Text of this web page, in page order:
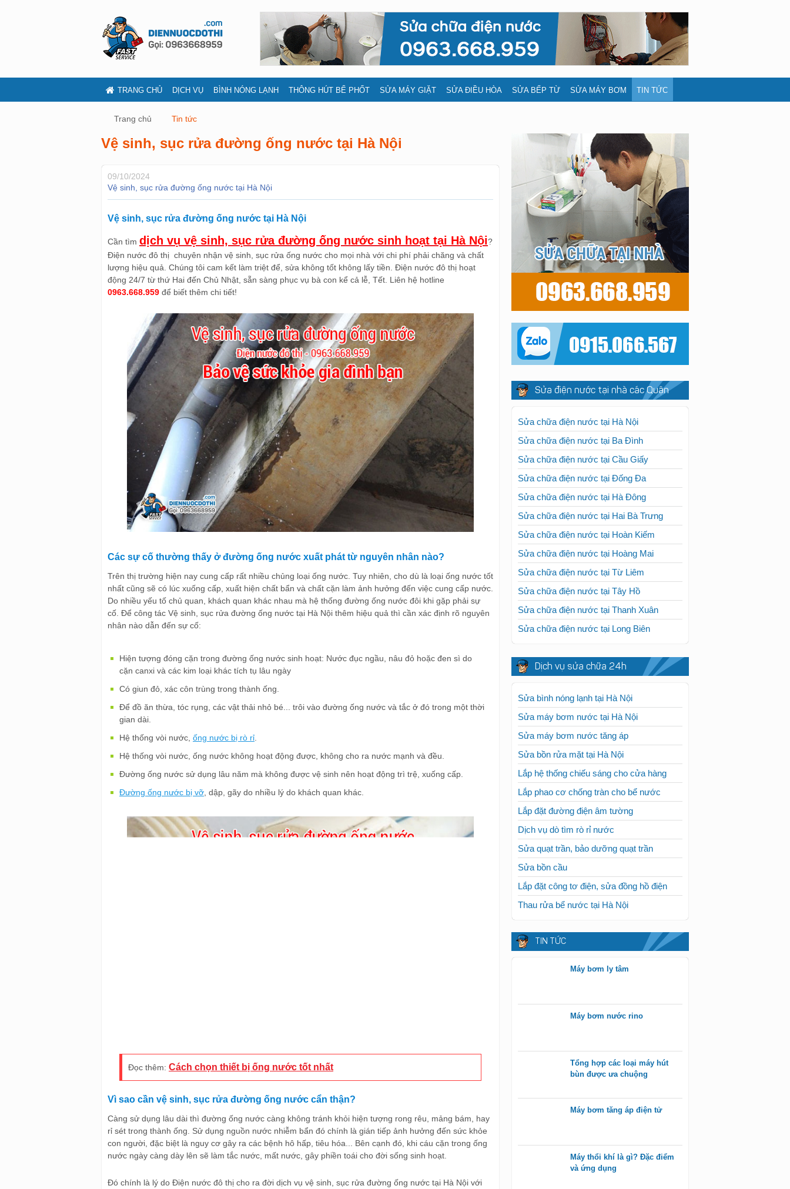
TRANG CHỦ DỊCH VỤ BÌNH NÓNG LẠNH THÔNG HÚT BỂ PHỐT SỬA MÁY GIẶT SỬA ĐIỀU HÒA SỬA BẾP TỪ SỬA MÁY BƠM TIN TỨC
Trang chủ Tin tức
Vệ sinh, sục rửa đường ống nước tại Hà Nội
09/10/2024
Vệ sinh, sục rửa đường ống nước tại Hà Nội
Vệ sinh, sục rửa đường ống nước tại Hà Nội
Cần tìm dịch vụ vệ sinh, sục rửa đường ống nước sinh hoạt tại Hà Nội?
Điện nước đô thị chuyên nhận vệ sinh, sục rửa ống nước cho mọi nhà với chi phí phải chăng và chất
lượng hiệu quả. Chúng tôi cam kết làm triệt để, sửa không tốt không lấy tiền. Điện nước đô thị hoạt
động 24/7 từ thứ Hai đến Chủ Nhật, sẵn sàng phục vụ bà con kể cả lễ, Tết. Liên hệ hotline
0963.668.959 để biết thêm chi tiết!
Các sự cố thường thấy ở đường ống nước xuất phát từ nguyên nhân nào?
Trên thị trường hiện nay cung cấp rất nhiều chủng loại ống nước. Tuy nhiên, cho dù là loại ống nước tốt
nhất cũng sẽ có lúc xuống cấp, xuất hiện chất bẩn và chất cặn làm ảnh hưởng đến việc cung cấp nước.
Do nhiều yếu tố chủ quan, khách quan khác nhau mà hệ thống đường ống nước đôi khi gặp phải sự
cố. Để công tác Vệ sinh, sục rửa đường ống nước tại Hà Nội thêm hiệu quả thì cần xác định rõ nguyên
nhân nào dẫn đến sự cố:
Hiện tượng đóng cặn trong đường ống nước sinh hoạt: Nước đục ngầu, nâu đỏ hoặc đen sì do
cặn canxi và các kim loại khác tích tụ lâu ngày
Có giun đỏ, xác côn trùng trong thành ống.
Để đồ ăn thừa, tóc rụng, các vật thải nhỏ bé... trôi vào đường ống nước và tắc ở đó trong một thời
gian dài.
Hệ thống vòi nước, ống nước bị rò rỉ.
Hệ thống vòi nước, ống nước không hoạt động được, không cho ra nước mạnh và đều.
Đường ống nước sử dụng lâu năm mà không được vệ sinh nên hoạt động trì trệ, xuống cấp.
Đường ống nước bị vỡ, dập, gãy do nhiều lý do khách quan khác.
Đọc thêm: Cách chọn thiết bị ống nước tốt nhất
Vì sao cần vệ sinh, sục rửa đường ống nước cẩn thận?
Càng sử dụng lâu dài thì đường ống nước càng không tránh khỏi hiện tượng rong rêu, mảng bám, hay
rỉ sét trong thành ống. Sử dụng nguồn nước nhiễm bẩn đó chính là gián tiếp ảnh hưởng đến sức khỏe
con người, đặc biệt là nguy cơ gây ra các bệnh hô hấp, tiêu hóa... Bên cạnh đó, khi cáu cặn trong ống
nước ngày càng dày lên sẽ làm tắc nước, mất nước, gây phiền toái cho đời sống sinh hoạt.
Đó chính là lý do Điện nước đô thị cho ra đời dịch vụ vệ sinh, sục rửa đường ống nước tại Hà Nội với
Sửa điện nước tại nhà các Quận
Sửa chữa điện nước tại Hà Nội
Sửa chữa điện nước tại Ba Đình
Sửa chữa điện nước tại Cầu Giấy
Sửa chữa điện nước tại Đống Đa
Sửa chữa điện nước tại Hà Đông
Sửa chữa điện nước tại Hai Bà Trưng
Sửa chữa điện nước tại Hoàn Kiếm
Sửa chữa điện nước tại Hoàng Mai
Sửa chữa điện nước tại Từ Liêm
Sửa chữa điện nước tại Tây Hồ
Sửa chữa điện nước tại Thanh Xuân
Sửa chữa điện nước tại Long Biên
Dịch vụ sửa chữa 24h
Sửa bình nóng lạnh tại Hà Nội
Sửa máy bơm nước tại Hà Nội
Sửa máy bơm nước tăng áp
Sửa bồn rửa mặt tại Hà Nội
Lắp hệ thống chiếu sáng cho cửa hàng
Lắp phao cơ chống tràn cho bể nước
Lắp đặt đường điện âm tường
Dịch vụ dò tìm rò rỉ nước
Sửa quạt trần, bảo dưỡng quạt trần
Sửa bồn cầu
Lắp đặt công tơ điện, sửa đồng hồ điện
Thau rửa bể nước tại Hà Nội
TIN TỨC
Máy bơm ly tâm
Máy bơm nước rino
Tổng hợp các loại máy hút
bùn được ưa chuộng
Máy bơm tăng áp điện tử
Máy thổi khí là gì? Đặc điểm
và ứng dụng